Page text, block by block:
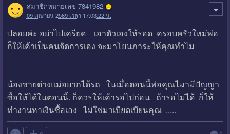
สมาชิกหมายเลข 7841982
09 เมษายน 2569 เวลา 17:03:22 น.
ปลอยค่ะ อย่าไปเครียด เอาตัวเองให้รอด ครอบครัวใหม่พ่อ
ก็ให้เค้าเป็นคนจัดการเอง จะมาโยนภาระให้คุณทําไม
น้องชายต่างแม่อยากได้รถ ในเมื่อตอนนี้พ่อคุณไมามีปัญญา
ซื้อให้ได้ในตอนนี้. ก็ควรให้เค้ารอไปก่อน ถ้ารอไม่ได้ ก็ให้
ทํางานหาเงินซื้อเอง ไม่ใช่มาเบียดเบียนคุณ .....